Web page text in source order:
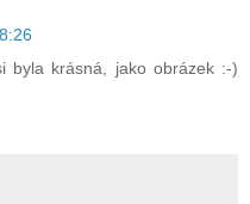
byla krásná, jako obrázek :-)